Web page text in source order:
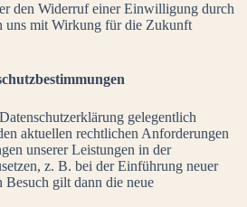
den Widerruf einer Einwilligung durch
uns mit Wirkung für die Zukunft
gelegentlich
aktuellen rechtlichen Anforderungen
unserer Leistungen in der
z. B. bei der Einführung neuer
Besuch gilt dann die neue